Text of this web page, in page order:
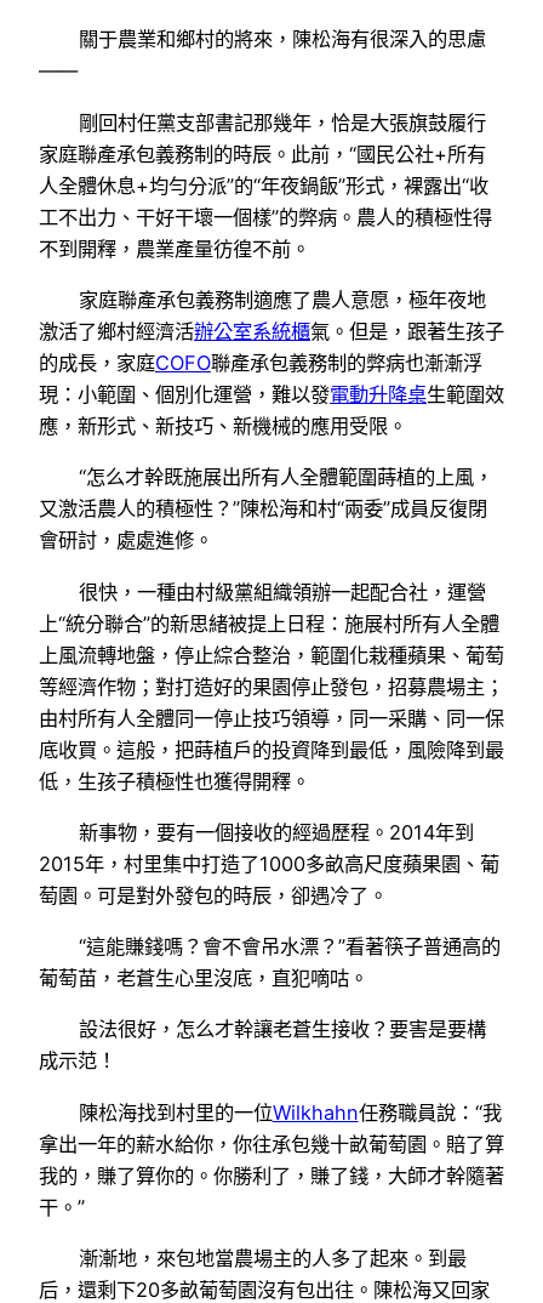
關于農業和鄉村的將來，陳松海有很深入的思慮
——
剛回村任黨支部書記那幾年，恰是大張旗鼓履行
家庭聯產承包義務制的時辰。此前，“國民公社+所有
人全體休息+均勻分派”的“年夜鍋飯”形式，裸露出“收
工不出力、干好干壞一個樣”的弊病。農人的積極性得
不到開釋，農業產量彷徨不前。
家庭聯產承包義務制適應了農人意愿，極年夜地
激活了鄉村經濟活辦公室系統櫃氣。但是，跟著生孩子
的成長，家庭COFO聯產承包義務制的弊病也漸漸浮
現：小範圍、個別化運營，難以發電動升降桌生範圍效
應，新形式、新技巧、新機械的應用受限。
“怎么才幹既施展出所有人全體範圍蒔植的上風，
又激活農人的積極性？”陳松海和村“兩委”成員反復閉
會研討，處處進修。
很快，一種由村級黨組織領辦一起配合社，運營
上“統分聯合”的新思緒被提上日程：施展村所有人全體
上風流轉地盤，停止綜合整治，範圍化栽種蘋果、葡萄
等經濟作物；對打造好的果園停止發包，招募農場主；
由村所有人全體同一停止技巧領導，同一采購、同一保
底收買。這般，把蒔植戶的投資降到最低，風險降到最
低，生孩子積極性也獲得開釋。
新事物，要有一個接收的經過歷程。2014年到
2015年，村里集中打造了1000多畝高尺度蘋果園、葡
萄園。可是對外發包的時辰，卻遇冷了。
“這能賺錢嗎？會不會吊水漂？”看著筷子普通高的
葡萄苗，老蒼生心里沒底，直犯嘀咕。
設法很好，怎么才幹讓老蒼生接收？要害是要構
成示范！
陳松海找到村里的一位Wilkhahn任務職員說：“我
拿出一年的薪水給你，你往承包幾十畝葡萄園。賠了算
我的，賺了算你的。你勝利了，賺了錢，大師才幹隨著
干。”
漸漸地，來包地當農場主的人多了起來。到最
后，還剩下20多畝葡萄園沒有包出往。陳松海又回家